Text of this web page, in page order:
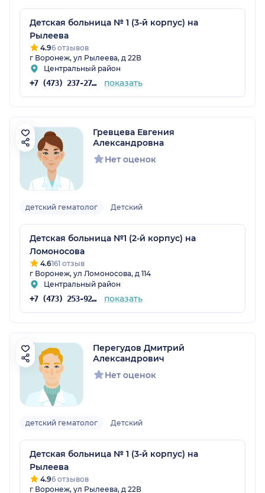
Детская больница № 1 (3-й корпус) на
Рылеева
4.96 отзывов
г Воронеж, ул Рылеева, д 22В
Центральный район
+7 (473) 237-27-52 показать
Гревцева Евгения
Александровна
Нет оценок
детский гематолог Детский
Детская больница №1 (2-й корпус) на
Ломоносова
4.6161 отзыв
г Воронеж, ул Ломоносова, д 114
Центральный район
+7 (473) 253-92-71 показать
Перегудов Дмитрий
Александрович
Нет оценок
детский гематолог Детский
Детская больница № 1 (3-й корпус) на
Рылеева
4.96 отзывов
г Воронеж, ул Рылеева, д 22В